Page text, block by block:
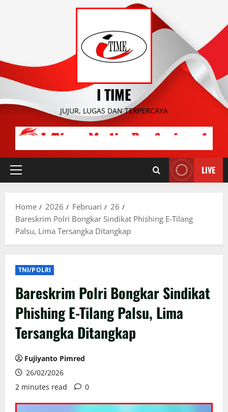
I TIME
JUJUR, LUGAS DAN TERPERCAYA
Primary
LIVE
Home 2026 Februari
26
Bareskrim Polri Bongkar Sindikat Phishing E-Tilang
Palsu, Lima Tersangka Ditangkap
TNI/POLRI
Bareskrim Polri Bongkar Sindikat
Phishing E-Tilang Palsu, Lima
Tersangka Ditangkap
Fujiyanto Pimred
26/02/2026
2 minutes read
0